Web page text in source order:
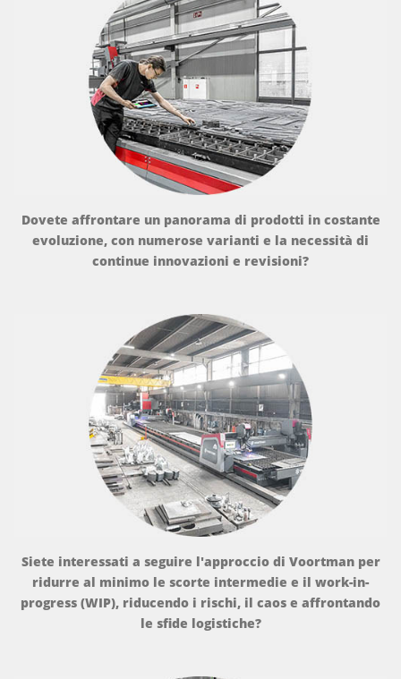
Dovete affrontare un panorama di prodotti in costante
evoluzione, con numerose varianti e la necessità di
continue innovazioni e revisioni?
Siete interessati a seguire l'approccio di Voortman per
ridurre al minimo le scorte intermedie e il work-in-
progress (WIP), riducendo i rischi, il caos e affrontando
le sfide logistiche?